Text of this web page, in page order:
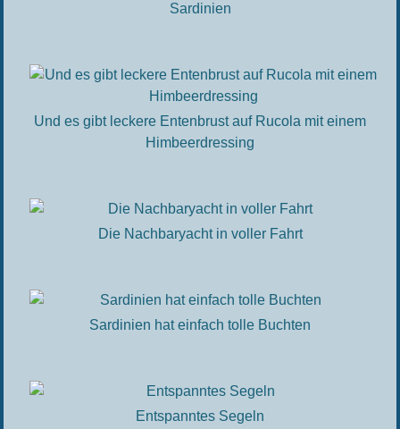
Sardinien
Und es gibt leckere Entenbrust auf Rucola mit einem
Himbeerdressing
Die Nachbaryacht in voller Fahrt
Sardinien hat einfach tolle Buchten
Entspanntes Segeln